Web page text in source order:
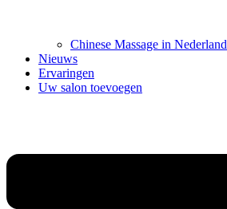
Chinese Massage in Nederland
Nieuws
Ervaringen
Uw salon toevoegen